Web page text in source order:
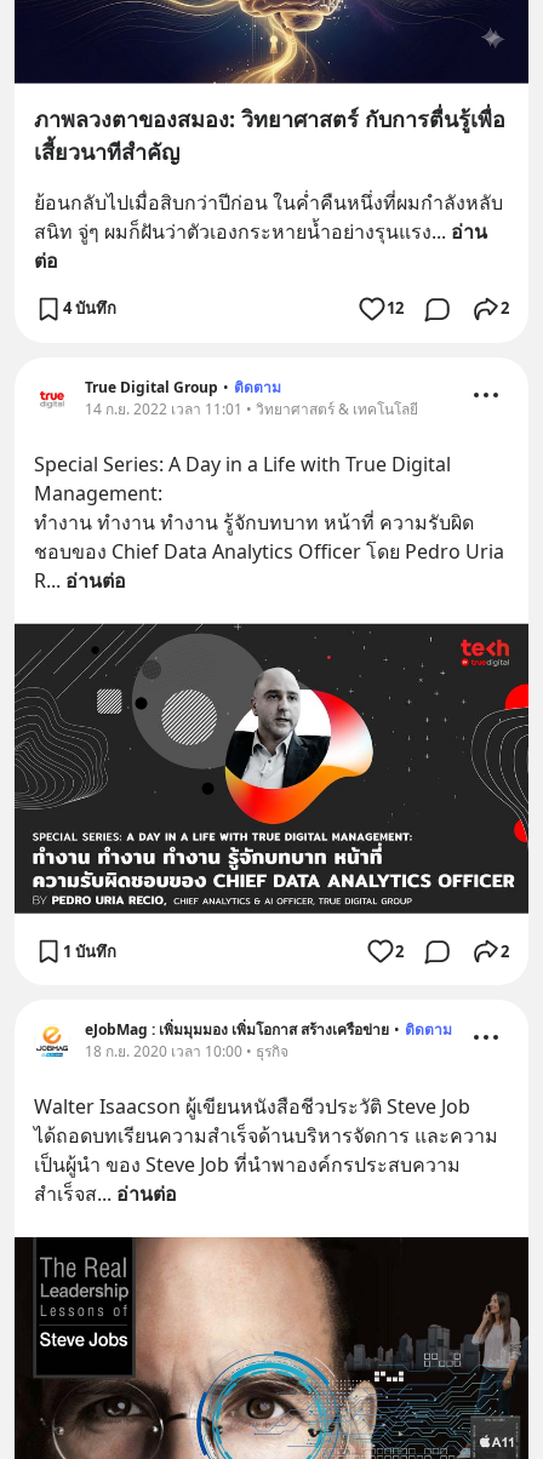
ภาพลวงตาของสมอง: วิทยาศาสตร์ กับการตื่นรู้เพื่อ
เสี้ยวนาทีสำคัญ
ย้อนกลับไปเมื่อสิบกว่าปีก่อน ในค่ำคืนหนึ่งที่ผมกำลังหลับ
สนิท จู่ๆ ผมก็ฝันว่าตัวเองกระหายน้ำอย่างรุนแรง... อ่าน
ต่อ
4 บันทึก 12 2
True Digital Group • ติดตาม
14 ก.ย. 2022 เวลา 11:01 • วิทยาศาสตร์ & เทคโนโลยี
Special Series: A Day in a Life with True Digital
Management:
ทำงาน ทำงาน ทำงาน รู้จักบทบาท หน้าที่ ความรับผิด
ชอบของ Chief Data Analytics Officer โดย Pedro Uria
R... อ่านต่อ
1 บันทึก 2 2
eJobMag : เพิ่มมุมมอง เพิ่มโอกาส สร้างเครือข่าย • ติดตาม
18 ก.ย. 2020 เวลา 10:00 • ธุรกิจ
Walter Isaacson ผู้เขียนหนังสือชีวประวัติ Steve Job
ได้ถอดบทเรียนความสำเร็จด้านบริหารจัดการ และความ
เป็นผู้นำ ของ Steve Job ที่นำพาองค์กรประสบความ
สำเร็จส... อ่านต่อ